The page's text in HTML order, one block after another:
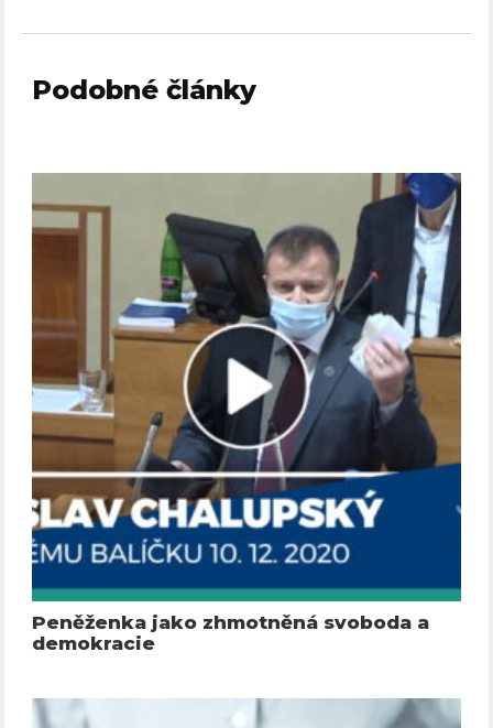
Podobné články
Peněženka jako zhmotněná svoboda a
demokracie